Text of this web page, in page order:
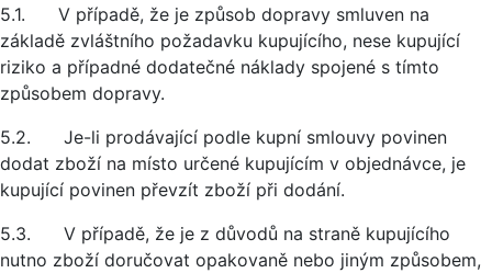
5.1. V případě, že je způsob dopravy smluven na
základě zvláštního požadavku kupujícího, nese kupující
riziko a případné dodatečné náklady spojené s tímto
způsobem dopravy.
5.2. Je-li prodávající podle kupní smlouvy povinen
dodat zboží na místo určené kupujícím v objednávce, je
kupující povinen převzít zboží při dodání.
5.3. V případě, že je z důvodů na straně kupujícího
nutno zboží doručovat opakovaně nebo jiným způsobem,